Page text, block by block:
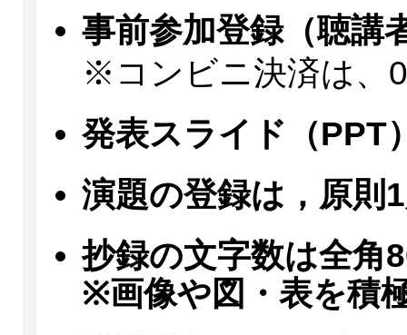
事前参加登録（聴講
※コンビニ決済は、
発表スライド（PPT
演題の登録は，原則
抄録の文字数は全角
※画像や図・表を積